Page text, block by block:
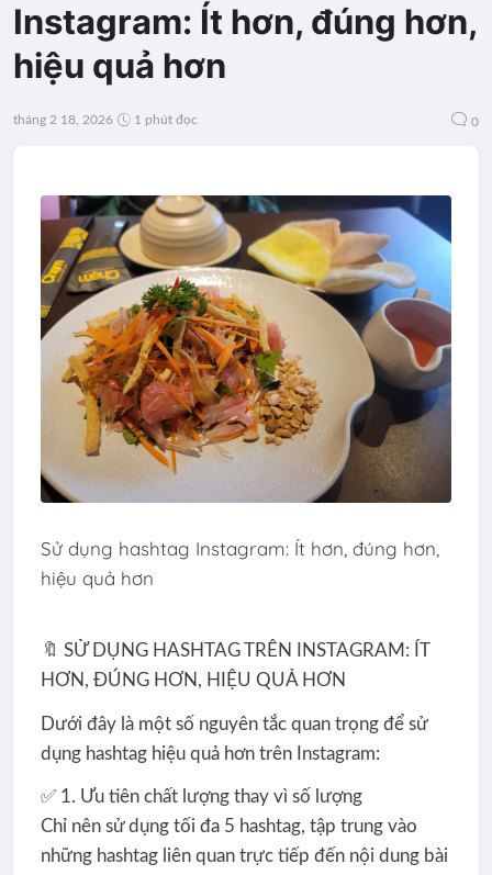
Instagram: Ít hơn, đúng hơn,
hiệu quả hơn
tháng 2 18, 2026 1 phút đọc 0
Sử dụng hashtag Instagram: Ít hơn, đúng hơn,
hiệu quả hơn
🔖 SỬ DỤNG HASHTAG TRÊN INSTAGRAM: ÍT
HƠN, ĐÚNG HƠN, HIỆU QUẢ HƠN
Dưới đây là một số nguyên tắc quan trọng để sử
dụng hashtag hiệu quả hơn trên Instagram:
✅ 1. Ưu tiên chất lượng thay vì số lượng
Chỉ nên sử dụng tối đa 5 hashtag, tập trung vào
những hashtag liên quan trực tiếp đến nội dung bài